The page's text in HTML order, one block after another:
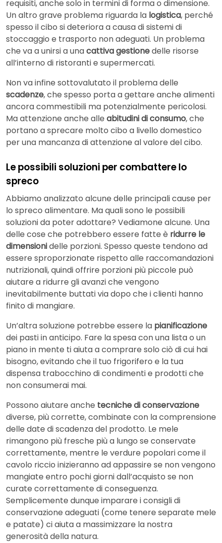
requisiti, anche solo in termini di forma o dimensione.
Un altro grave problema riguarda la logistica, perché
spesso il cibo si deteriora a causa di sistemi di
stoccaggio e trasporto non adeguati. Un problema
che va a unirsi a unacattiva gestionedelle risorse
all’interno di ristoranti e supermercati.
Non va infine sottovalutato il problema delle
scadenze, che spesso porta a gettare anche alimenti
ancora commestibili ma potenzialmente pericolosi.
Ma attenzione anche alle abitudini di consumo, che
portano a sprecare molto cibo a livello domestico
per una mancanza di attenzione al valore del cibo.
Le possibili soluzioni per combattere lo
spreco
Abbiamo analizzato alcune delle principali cause per
lo spreco alimentare. Ma quali sono le possibili
soluzioni da poter adottare? Vediamone alcune. Una
delle cose che potrebbero essere fatte è ridurre le
dimensionidelle porzioni. Spesso queste tendono ad
essere sproporzionate rispetto alle raccomandazioni
nutrizionali, quindi offrire porzioni più piccole può
aiutare a ridurre gli avanzi che vengono
inevitabilmente buttati via dopo che i clienti hanno
finito di mangiare.
Un’altra soluzione potrebbe essere la pianificazione
dei pasti in anticipo. Fare la spesa con una lista o un
piano in mente ti aiuta a comprare solo ciò di cui hai
bisogno, evitando che il tuo frigorifero e la tua
dispensa trabocchino di condimenti e prodotti che
non consumerai mai.
Possono aiutare anche tecniche di conservazione
diverse, più corrette, combinate con la comprensione
delle date di scadenza del prodotto. Le mele
rimangono più fresche più a lungo se conservate
correttamente, mentre le verdure popolari come il
cavolo riccio inizieranno ad appassire se non vengono
mangiate entro pochi giorni dall’acquisto se non
curate correttamente di conseguenza.
Semplicemente dunque imparare i consigli di
conservazione adeguati (come tenere separate mele
e patate) ci aiuta a massimizzare la nostra
generosità della natura.